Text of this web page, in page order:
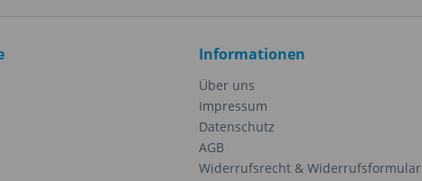
Informationen
Über uns
Impressum
Datenschutz
AGB
Widerrufsrecht & Widerrufsformular